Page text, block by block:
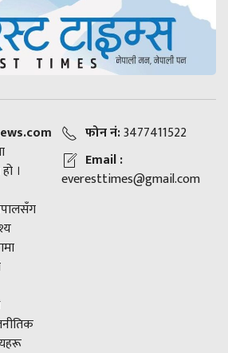
।
फोन नं:3477411522
Email :
everesttimes@gmail.com